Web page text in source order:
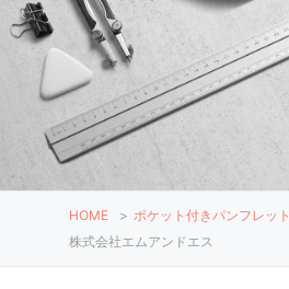
HOME > ポケット付きパンフレット
株式会社エムアンドエス